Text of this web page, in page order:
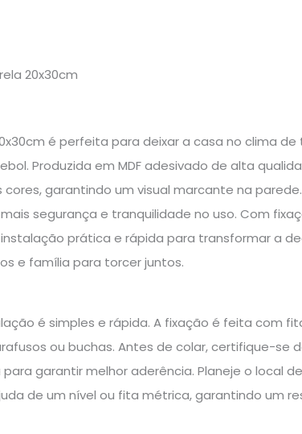
20x30cm
é perfeita para deixar a casa no clima
Produzida em MDF adesivado de alta
garantindo um visual marcante na
segurança e tranquilidade no uso. Com
prática e rápida para transformar a
e família para torcer juntos.
é simples e rápida. A fixação é feita com
ou buchas. Antes de colar, certifique-se
garantir melhor aderência. Planeje o local
de um nível ou fita métrica, garantindo um